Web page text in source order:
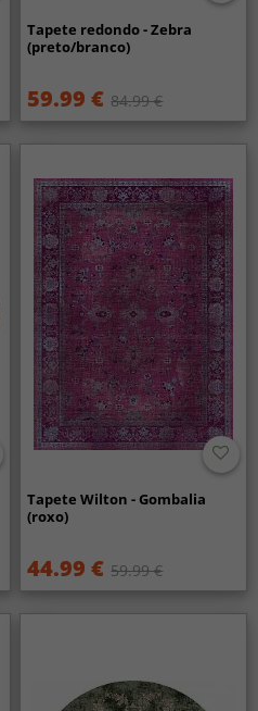
Tapete redondo - Zebra
(preto/branco)
59.99 € 84.99 €
Tapete Wilton - Gombalia
(roxo)
44.99 € 59.99 €